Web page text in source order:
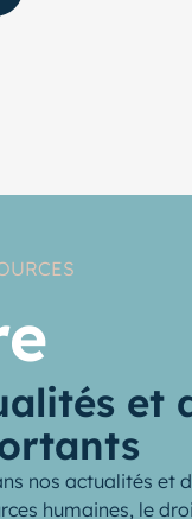
et
nos actualités et
humaines, le